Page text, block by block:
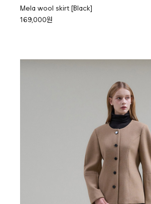
Mela wool skirt [Black]
169,000원